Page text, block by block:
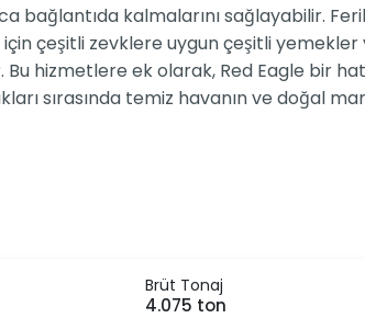
kalmalarını sağlayabilir.
çeşitli zevklere uygun çeşitli yemekler
hizmetlere ek olarak, Red Eagle bir
sırasında temiz havanın ve doğal
Brüt Tonaj
4.075 ton